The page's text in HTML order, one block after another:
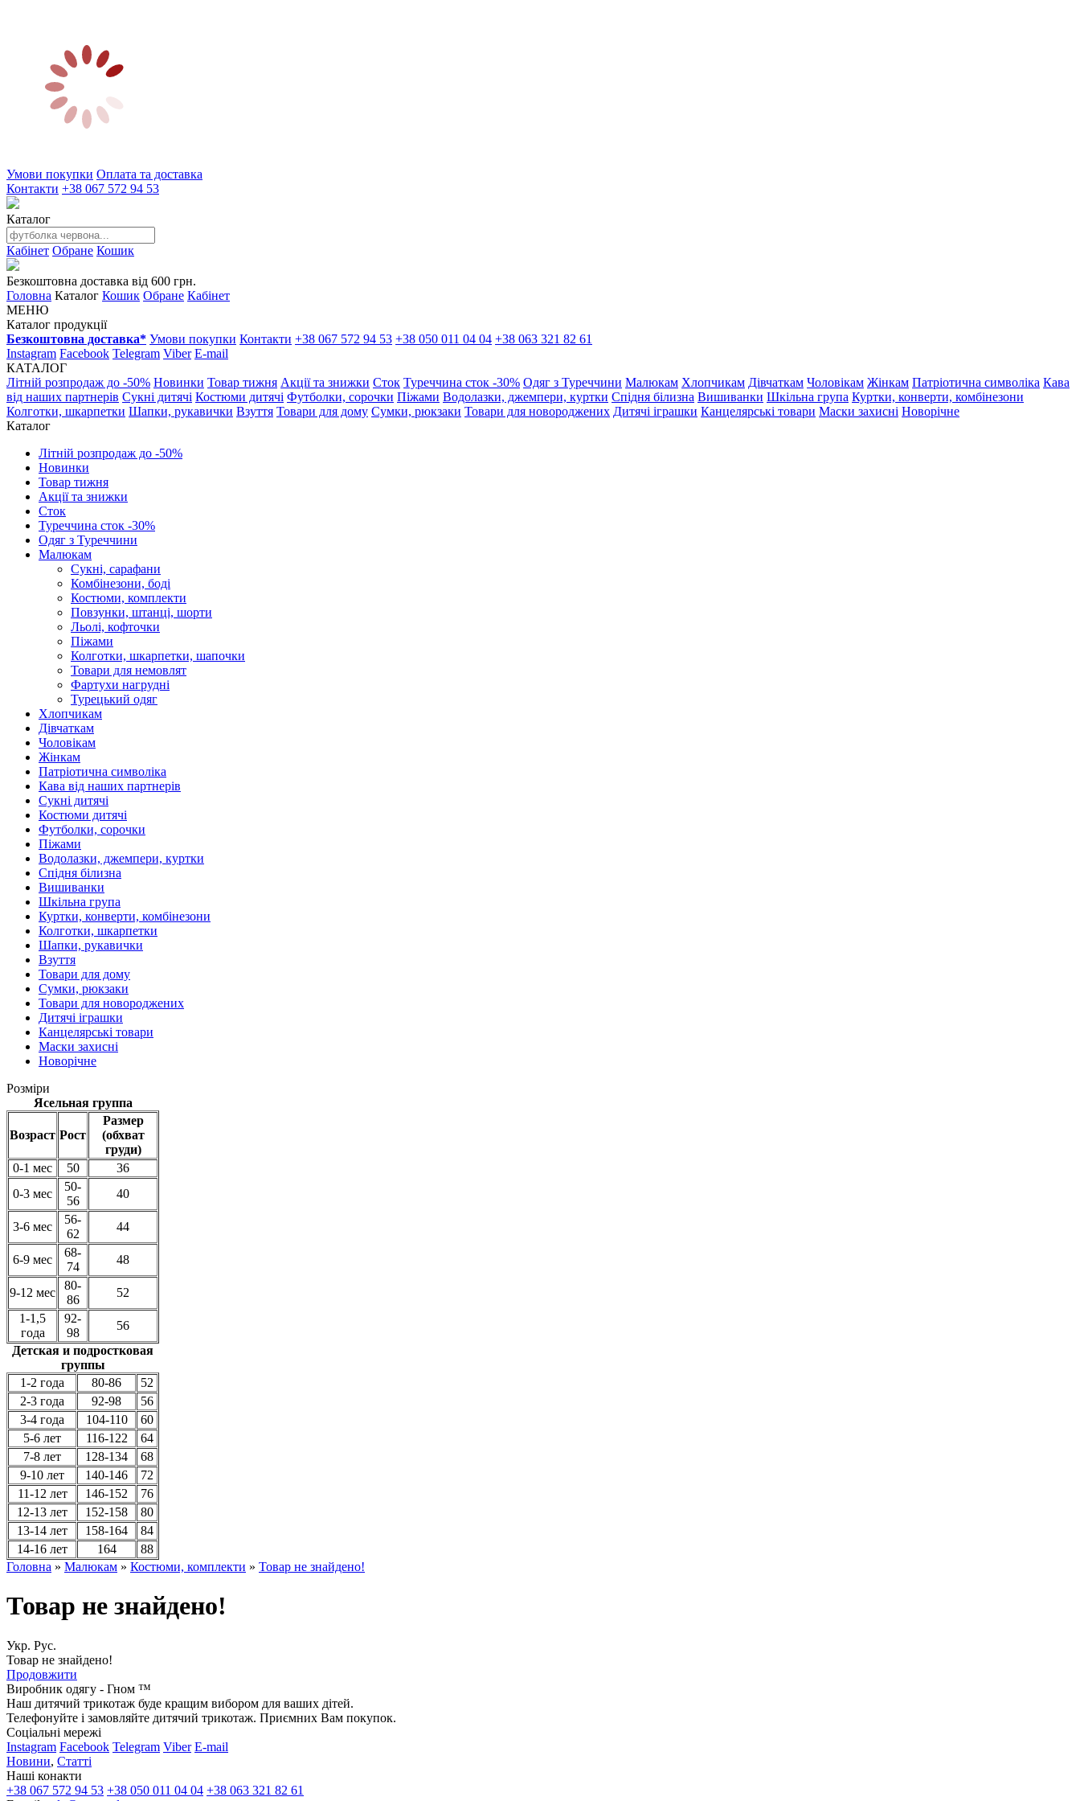
Умови покупки Оплата та доставка
Контакти +38 067 572 94 53
Каталог
Кабінет Обране Кошик
Безкоштовна доставка від 600 грн.
Головна Каталог Кошик Обране Кабінет
МЕНЮ
Каталог продукції
Безкоштовна доставка* Умови покупки Контакти +38 067 572 94 53 +38 050 011 04 04 +38 063 321 82 61
Instagram Facebook Telegram Viber E-mail
КАТАЛОГ
Літній розпродаж до -50% Новинки Товар тижня Акції та знижки Сток Туреччина сток -30% Одяг з Туреччини Малюкам Хлопчикам Дівчаткам Чоловікам Жінкам Патріотична символіка Кава
від наших партнерів Сукні дитячі Костюми дитячі Футболки, сорочки Піжами Водолазки, джемпери, куртки Спідня білизна Вишиванки Шкільна група Куртки, конверти, комбінезони
Колготки, шкарпетки Шапки, рукавички Взуття Товари для дому Сумки, рюкзаки Товари для новороджених Дитячі іграшки Канцелярські товари Маски захисні Новорічне
Каталог
Літній розпродаж до -50%
Новинки
Товар тижня
Акції та знижки
Сток
Туреччина сток -30%
Одяг з Туреччини
Малюкам
Сукні, сарафани
Комбінезони, боді
Костюми, комплекти
Повзунки, штанці, шорти
Льолі, кофточки
Піжами
Колготки, шкарпетки, шапочки
Товари для немовлят
Фартухи нагрудні
Турецький одяг
Хлопчикам
Дівчаткам
Чоловікам
Жінкам
Патріотична символіка
Кава від наших партнерів
Сукні дитячі
Костюми дитячі
Футболки, сорочки
Піжами
Водолазки, джемпери, куртки
Спідня білизна
Вишиванки
Шкільна група
Куртки, конверти, комбінезони
Колготки, шкарпетки
Шапки, рукавички
Взуття
Товари для дому
Сумки, рюкзаки
Товари для новороджених
Дитячі іграшки
Канцелярські товари
Маски захисні
Новорічне
Розміри
Ясельная группа
Возраст Рост
Размер
(обхват
груди)
0-1 мес
50
36
0-3 мес
50-
56
40
3-6 мес
56-
62
44
6-9 мес
68-
74
48
9-12 мес
80-
86
52
1-1,5
года
92-
98
56
Детская и подростковая
группы
1-2 года
80-86
52
2-3 года
92-98
56
3-4 года
104-110
60
5-6 лет
116-122
64
7-8 лет
128-134
68
9-10 лет
140-146
72
11-12 лет
146-152
76
12-13 лет
152-158
80
13-14 лет
158-164
84
14-16 лет
164
88
Головна » Малюкам » Костюми, комплекти » Товар не знайдено!
Товар не знайдено!
Укр. Рус.
Товар не знайдено!
Продовжити
Виробник одягу - Гном ™
Наш дитячий трикотаж буде кращим вибором для ваших дітей.
Телефонуйте і замовляйте дитячий трикотаж. Приємних Вам покупок.
Соціальні мережі
Instagram Facebook Telegram Viber E-mail
Новини, Статті
Наші конакти
+38 067 572 94 53 +38 050 011 04 04 +38 063 321 82 61